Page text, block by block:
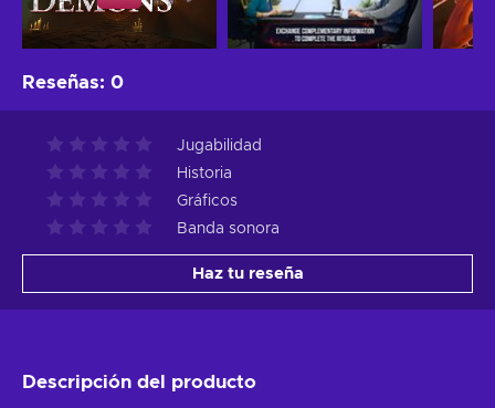
Reseñas: 0
Jugabilidad
Historia
Gráficos
Banda sonora
Haz tu reseña
Descripción del producto